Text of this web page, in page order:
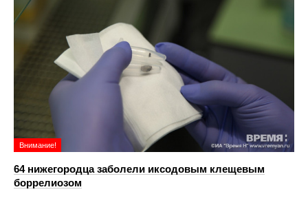
Внимание!
64 нижегородца заболели иксодовым клещевым
боррелиозом